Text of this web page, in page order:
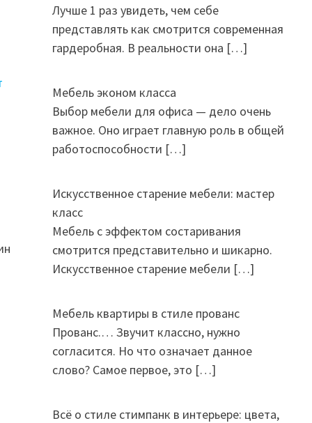
Лучше 1 раз увидеть, чем себе
представлять как смотрится современная
гардеробная. В реальности она […]
Мебель эконом класса
Выбор мебели для офиса — дело очень
важное. Оно играет главную роль в общей
работоспособности […]
Искусственное старение мебели: мастер
класс
Мебель с эффектом состаривания
смотрится представительно и шикарно.
Искусственное старение мебели […]
Мебель квартиры в стиле прованс
Прованс.… Звучит классно, нужно
согласится. Но что означает данное
слово? Самое первое, это […]
Всё о стиле стимпанк в интерьере: цвета,